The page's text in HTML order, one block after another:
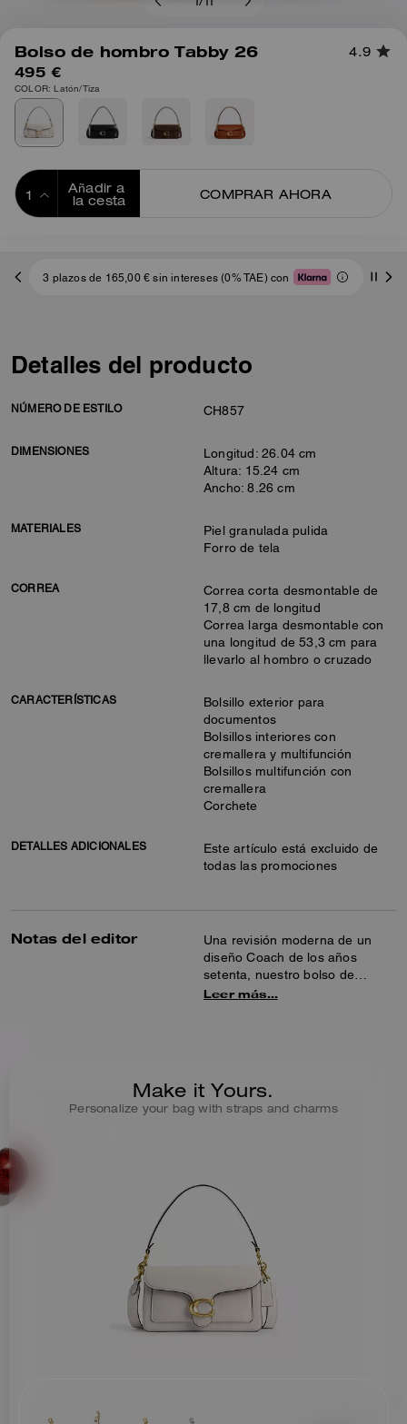
/
Bolso de hombro Tabby 26 4.9
495 €
COLOR: Latón/Tiza
Añadir a
la cesta
COMPRAR AHORA
3 plazos de 165,00 € sin intereses (0% TAE) con
Detalles del producto
NÚMERO DE ESTILO CH857
DIMENSIONES
Longitud: 26.04 cm
Altura: 15.24 cm
Ancho: 8.26 cm
MATERIALES
Piel granulada pulida
Forro de tela
CORREA
Correa corta desmontable de
17,8 cm de longitud
Correa larga desmontable con
una longitud de 53,3 cm para
llevarlo al hombro o cruzado
CARACTERÍSTICAS
Bolsillo exterior para
documentos
Bolsillos interiores con
cremallera y multifunción
Bolsillos multifunción con
cremallera
Corchete
DETALLES ADICIONALES
Este artículo está excluido de
todas las promociones
Notas del editor
Una revisión moderna de un
diseño Coach de los años
setenta, nuestro bolso de
hombro estructurado Tabby está
la mano, más corto en el
hombro o cruzado.
Leer más…
Make it Yours.
Personalize your bag with straps and charms